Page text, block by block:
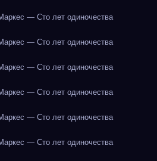
— Сто лет одиночества
— Сто лет одиночества
— Сто лет одиночества
— Сто лет одиночества
— Сто лет одиночества
— Сто лет одиночества